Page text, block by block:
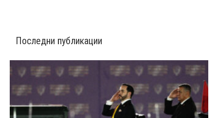
Последни публикации